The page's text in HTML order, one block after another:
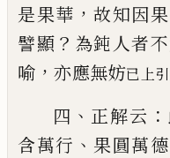
是果華 ，故知因
譬顯 ？ 為鈍人者
喻 ， 亦應無妨已 上
四 、 正解云 ：
含萬行 、 果圓萬德